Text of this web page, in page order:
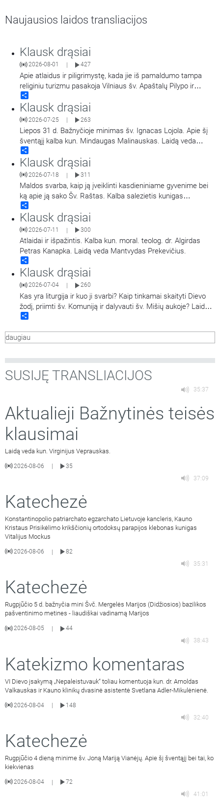
Naujausios laidos transliacijos
Klausk drąsiai
2026-08-01 427
Apie atlaidus ir piligrimystę, kada jie iš pamaldumo tampa
religiniu turizmu pasakoja Vilniaus šv. Apaštalų Pilypo ir
Jokūbo (dominikonų) vienuolyno prioras, kunigas Jokūbas
Marija Goštautas OP.
Klausk drąsiai
2026-07-25 263
Liepos 31 d. Bažnyčioje minimas šv. Ignacas Lojola. Apie šį
šventąjį kalba kun. Mindaugas Malinauskas. Laidą veda
Mantvydas Prekevičius.
Klausk drąsiai
2026-07-18 | 311
Maldos svarba, kaip ją įveiklinti kasdieniniame gyvenime bei
ką apie ją sako Šv. Raštas. Kalba salezietis kunigas
Alessandro Barelli. Laidą veda Miglė Magylaitė.
Klausk drąsiai
2026-07-11 | 300
Atlaidai ir išpažintis. Kalba kun. moral. teolog. dr. Algirdas
Petras Kanapka. Laidą veda Mantvydas Prekevičius.
Klausk drąsiai
2026-07-04 260
Kas yra liturgija ir kuo ji svarbi? Kaip tinkamai skaityti Dievo
žodį, priimti šv. Komuniją ir dalyvauti šv. Mišių aukoje? Laidoje
į klausytojų klausimus tiesioginio eterio metu atsako
rezidentas,Vilniaus ir Utenos apskričių policijos
daugiau
SUSIJĘ TRANSLIACIJOS
35:37
Aktualieji Bažnytinės teisės
klausimai
Laidą veda kun. Virginijus Veprauskas.
2026-08-06
35
37:09
Katechezė
Konstantinopolio patriarchato egzarchato Lietuvoje kancleris, Kauno
Kristaus Prisikėlimo krikščionių ortodoksų parapijos klebonas kunigas
Vitalijus Mockus
2026-08-06 |
82
35:31
Katechezė
Rugpjūčio 5 d. bažnyčia mini Švč. Mergelės Marijos (Didžiosios) bazilikos
pašventinimo metines - liaudiškai vadinamą Marijos
2026-08-05
44
38:43
Katekizmo komentaras
VI Dievo įsakymą „Nepaleistuvauk“ toliau komentuoja kun. dr. Arnoldas
Valkauskas ir Kauno klinikų dvasinė asistentė Svetlana Adler-Mikulėnienė.
2026-08-04
148
32:40
Katechezė
Rugpjūčio 4 dieną minime šv. Joną Mariją Vianėjų. Apie šį šventąjį bei tai, ko
kiekvienas
2026-08-04 |
72
41:01